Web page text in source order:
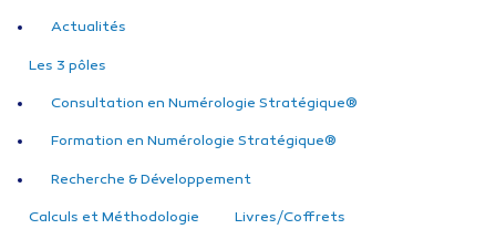
Actualités
Les 3 pôles
Consultation en Numérologie Stratégique®
Formation en Numérologie Stratégique®
Recherche & Développement
Calculs et Méthodologie
Livres/Coffrets